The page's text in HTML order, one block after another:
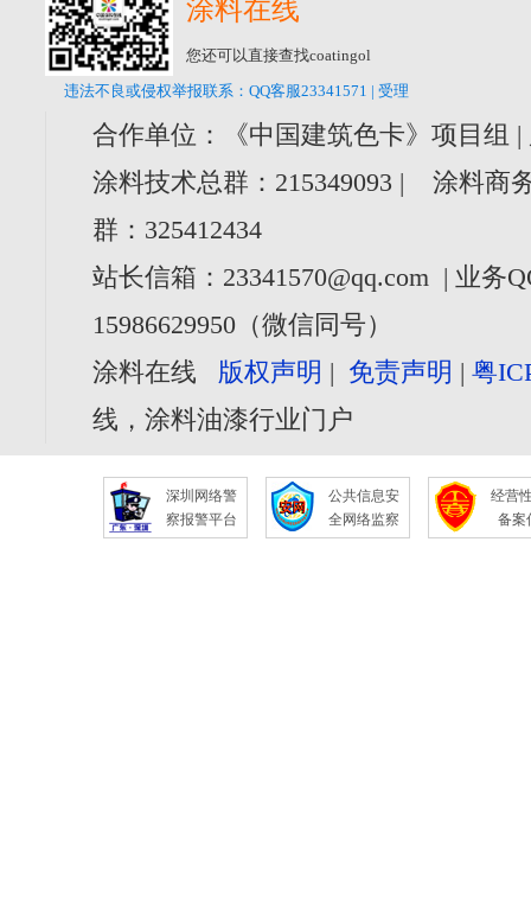
涂料在线
您还可以直接查找coatingol
违法不良或侵权举报联系：QQ客服23341571 | 受理
合作单位：《中国建筑色卡》项目组
涂料技术总群：215349093 | 涂料商
群：325412434
站长信箱：23341570@qq.com | 业务
15986629950（微信同号）
涂料在线 版权声明 | 免责声明 |粤
线，涂料油漆行业门户
深圳网络警
察报警平台
公共信息安
全网络监察
经营
备案